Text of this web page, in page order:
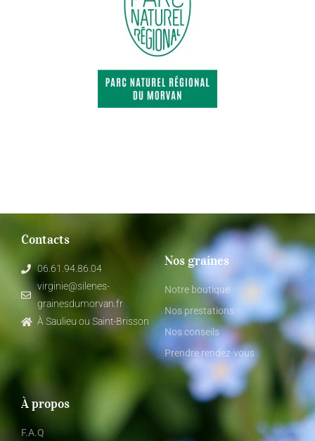
Contacts
06.61.94.86.04
virginie@silenes-
grainesdumorvan.fr
À Saulieu ou Saint-Brisson
Nos graines
Notre boutique
Nos prestations
Nos conseils
Prendre rendez-vous
À propos
F.A.Q